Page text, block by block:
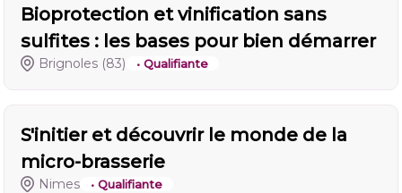
Bioprotection et vinification sans
sulfites : les bases pour bien démarrer
Brignoles (83) • Qualifiante
S'initier et découvrir le monde de la
micro-brasserie
Nimes • Qualifiante